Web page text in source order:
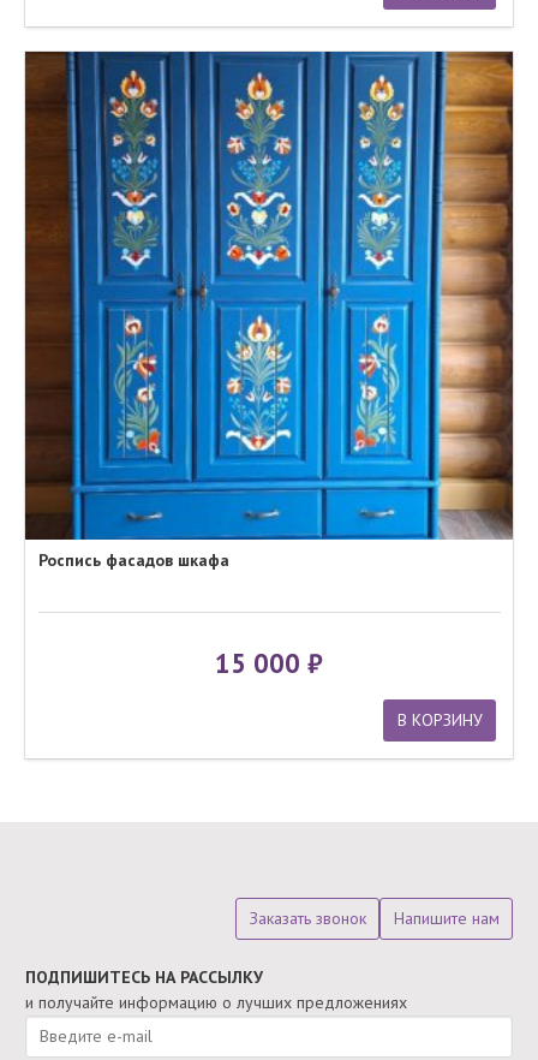
Роспись фасадов шкафа
15 000
В КОРЗИНУ
Заказать звонок Напишите нам
ПОДПИШИТЕСЬ НА РАССЫЛКУ
и получайте информацию о лучших предложениях